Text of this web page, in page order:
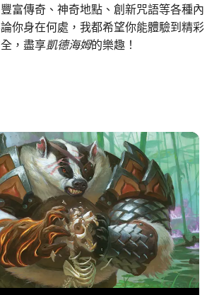
富傳奇、神奇地點、創新咒語等各種內
你身在何處，我都希望你能體驗到精彩
，盡享凱德海姆的樂趣！